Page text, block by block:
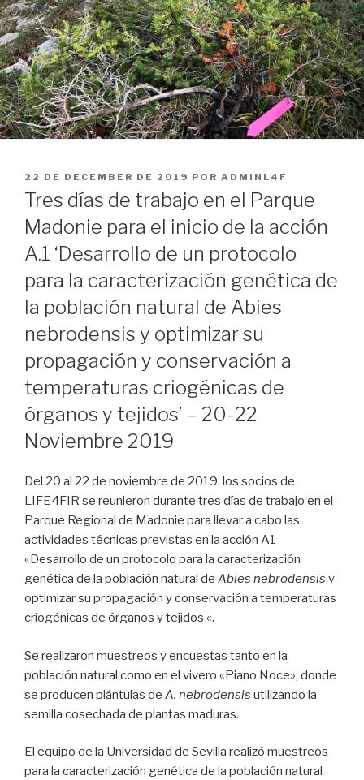
PUBLICADO
EL
22 DE DECEMBER DE 2019 POR ADMINL4F
Tres días de trabajo en el Parque
Madonie para el inicio de la acción
A.1 ‘Desarrollo de un protocolo
para la caracterización genética de
la población natural de Abies
nebrodensis y optimizar su
propagación y conservación a
temperaturas criogénicas de
órganos y tejidos’ – 20-22
Noviembre 2019
Del 20 al 22 de noviembre de 2019, los socios de
LIFE4FIR se reunieron durante tres días de trabajo en el
Parque Regional de Madonie para llevar a cabo las
actividades técnicas previstas en la acción A1
«Desarrollo de un protocolo para la caracterización
genética de la población natural de Abies nebrodensis y
optimizar su propagación y conservación a temperaturas
criogénicas de órganos y tejidos «.
Se realizaron muestreos y encuestas tanto en la
población natural como en el vivero «Piano Noce», donde
se producen plántulas de A. nebrodensis utilizando la
semilla cosechada de plantas maduras.
El equipo de la Universidad de Sevilla realizó muestreos
para la caracterización genética de la población natural